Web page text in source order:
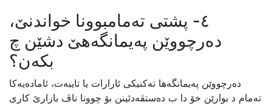
٤- پشتی تەمامبوونا خواندنێ،
دەرچووێن پەیمانگەهێ دشێن چ
بکەن؟
دەرچووێن پەیمانگەها تەکنیکی ئارارات یا تایبەت، ئامادەیەکا
تەمام د بوارێن خۆ دا ب دەستڤەدئینن بۆ چوونا ناڤ بازارێ کاری